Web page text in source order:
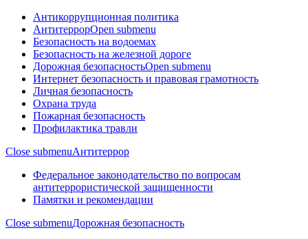
Антикоррупционная политика
АнтитеррорOpen submenu
Безопасность на водоемах
Безопасность на железной дороге
Дорожная безопасностьOpen submenu
Интернет безопасность и правовая грамотность
Личная безопасность
Охрана труда
Пожарная безопасность
Профилактика травли
Close submenuАнтитеррор
Федеральное законодательство по вопросам
антитеррористической защищенности
Памятки и рекомендации
Close submenuДорожная безопасность